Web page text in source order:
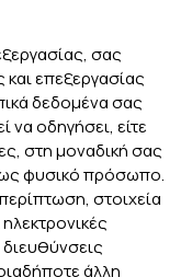
σας
επεξεργασίας
δεδομένα σας
οδηγήσει, είτε
στη μοναδική σας
φυσικό πρόσωπο.
στοιχεία
άλλη